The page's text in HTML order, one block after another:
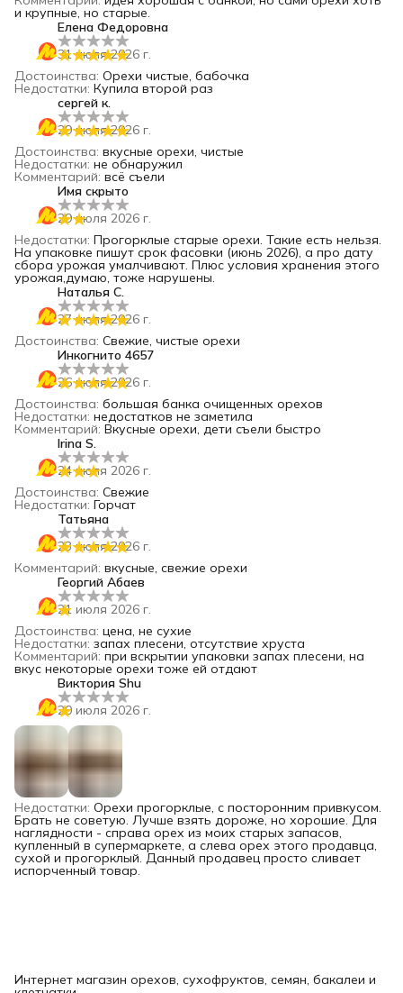
и крупные, но старые.
Елена Федоровна
31 июля 2026 г.
Достоинства: Орехи чистые, бабочка
Недостатки: Купила второй раз
сергей к.
29 июля 2026 г.
Достоинства: вкусные орехи, чистые
Недостатки: не обнаружил
Комментарий: всё съели
Имя скрыто
29 июля 2026 г.
Недостатки: Прогорклые старые орехи. Такие есть нельзя.
На упаковке пишут срок фасовки (июнь 2026), а про дату
сбора урожая умалчивают. Плюс условия хранения этого
урожая,думаю, тоже нарушены.
Наталья С.
27 июля 2026 г.
Достоинства: Свежие, чистые орехи
Инкогнито 4657
26 июля 2026 г.
Достоинства: большая банка очищенных орехов
Недостатки: недостатков не заметила
Комментарий: Вкусные орехи, дети съели быстро
Irina S.
24 июля 2026 г.
Достоинства: Свежие
Недостатки: Горчат
Татьяна
23 июля 2026 г.
Комментарий: вкусные, свежие орехи
Георгий Абаев
21 июля 2026 г.
Достоинства: цена, не сухие
Недостатки: запах плесени, отсутствие хруста
Комментарий: при вскрытии упаковки запах плесени, на
вкус некоторые орехи тоже ей отдают
Виктория Shu
20 июля 2026 г.
Недостатки: Орехи прогорклые, с посторонним привкусом.
Брать не советую. Лучше взять дороже, но хорошие. Для
наглядности - справа орех из моих старых запасов,
купленный в супермаркете, а слева орех этого продавца,
сухой и прогорклый. Данный продавец просто сливает
испорченный товар.
Интернет магазин орехов, сухофруктов, семян, бакалеи и